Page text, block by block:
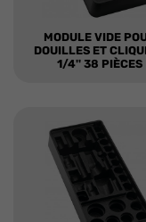
MODULE VIDE
DOUILLES ET
1/4'' 38 PIÈCES